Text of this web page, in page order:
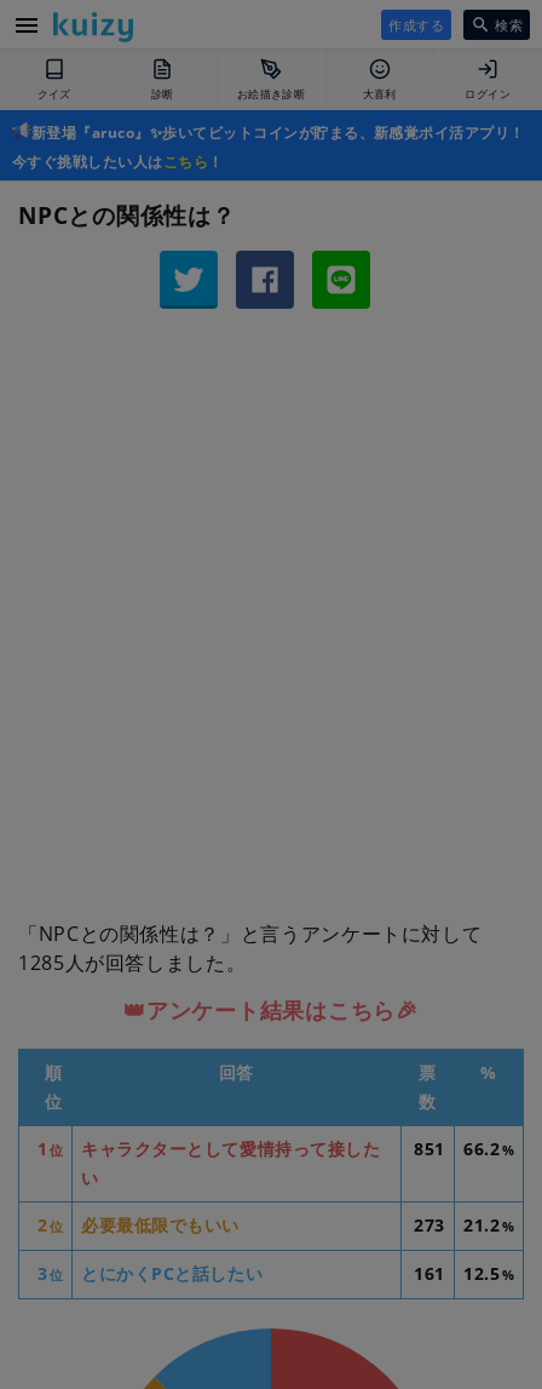
作成する 検索
クイズ 診断 お絵描き診断 大喜利 ログイン
新登場『aruco』✨歩いてビットコインが貯まる、新感覚ポイ活アプリ！
今すぐ挑戦したい人はこちら ！
NPCとの関係性は？
「NPCとの関係性は？」と言うアンケートに対して
1285人が回答しました。
👑アンケート結果はこちら🎉
順
位
回答
票
数
%
1 位
キャラクターとして愛情持って接した
い
851 66.2%
2位 必要最低限でもいい 273 21.2%
3位 とにかくPCと話したい 161 12.5%